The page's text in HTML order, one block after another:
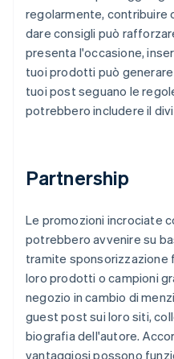
regolarmente, contribuire
dare consigli può
presenta l'occasione,
tuoi prodotti può
tuoi post seguano le
potrebbero includere il
Partnership
Le promozioni incrociate
potrebbero avvenire su
tramite sponsorizzazione
loro prodotti o campioni
negozio in cambio di
guest post sui loro siti,
biografia dell'autore.
vantaggiosi possono